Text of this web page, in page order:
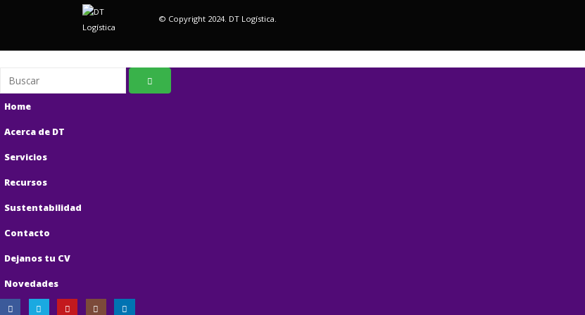
© Copyright 2024. DT Logística.
Home
Acerca de DT
Servicios
Recursos
Sustentabilidad
Contacto
Dejanos tu CV
Novedades